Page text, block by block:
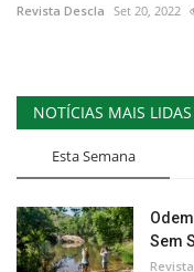
Revista Descla Set 20, 2022
NOTÍCIAS MAIS LIDAS
Esta Semana
Sem